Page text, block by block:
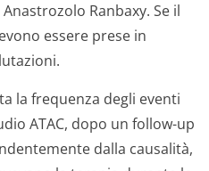
Ranbaxy. Se il
essere prese in
la frequenza degli eventi
ATAC, dopo un follow-up
dalla causalità,